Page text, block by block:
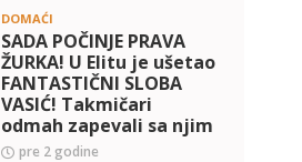
DOMAĆI
SADA POČINJE PRAVA
ŽURKA! U Elitu je ušetao
FANTASTIČNI SLOBA
VASIĆ! Takmičari
odmah zapevali sa njim
u glas! (VIDEO)
pre 2 godine